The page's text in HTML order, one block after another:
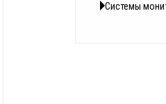
Системы